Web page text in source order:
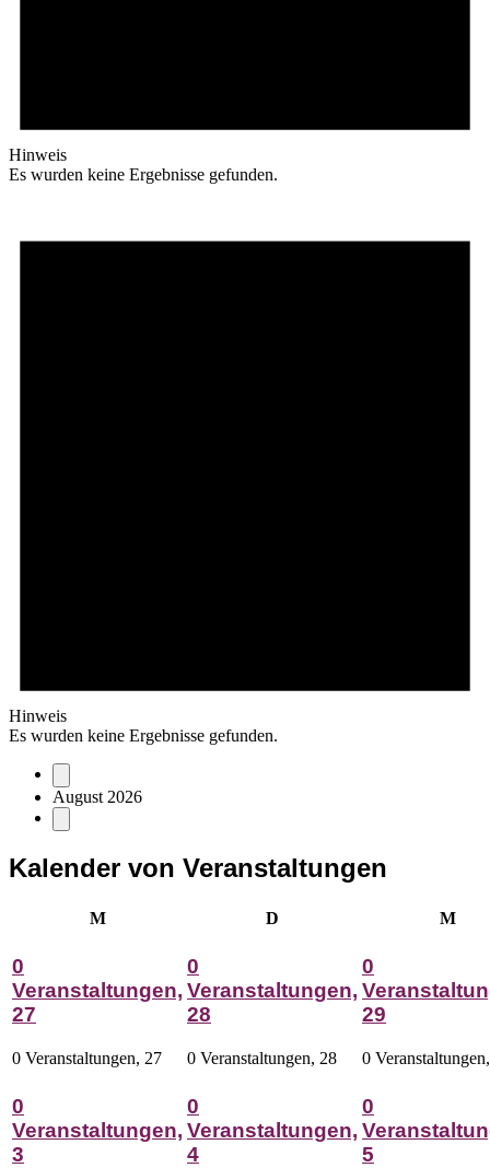
Hinweis
Es wurden keine Ergebnisse gefunden.
Hinweis
Es wurden keine Ergebnisse gefunden.
August 2026
Kalender von Veranstaltungen
MMontag D M
0
Veranstaltungen,
27
0 Veranstaltungen, 27
0
Veranstaltungen,
28
0 Veranstaltungen, 28
0
29
0
0
Veranstaltungen,
3
0
Veranstaltungen,
4
0
5